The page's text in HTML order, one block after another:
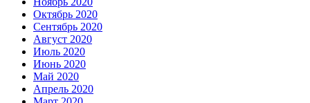
Октябрь 2020
Сентябрь 2020
Август 2020
Июль 2020
Июнь 2020
Май 2020
Апрель 2020